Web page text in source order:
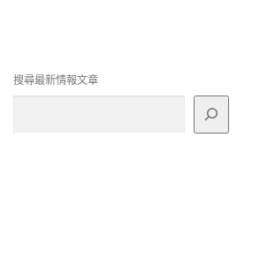
搜尋最新情報文章